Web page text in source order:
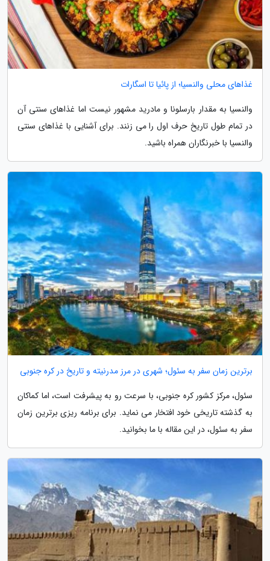
غذاهای محلی والنسیا؛ از پائیا تا اسگارات
والنسیا به مقدار بارسلونا و مادرید مشهور نیست اما غذاهای سنتی آن
در تمام طول تاریخ حرف اول را می زنند. برای آشنایی با غذاهای سنتی
والنسیا با خبرنگاران همراه باشید.
برترین زمان سفر به سئول؛ شهری در مرز مدرنیته و تاریخ در کره جنوبی
سئول، مرکز کشور کره جنوبی، با سرعت رو به پیشرفت است، اما کماکان
به گذشته تاریخی خود افتخار می نماید. برای برنامه ریزی برترین زمان
سفر به سئول، در این مقاله با ما بخوانید.